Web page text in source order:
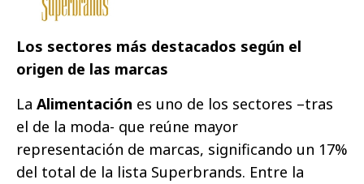
Los sectores más destacados según el
origen de las marcas
La Alimentación es uno de los sectores –tras
el de la moda- que reúne mayor
representación de marcas, significando un 17%
del total de la lista Superbrands. Entre la